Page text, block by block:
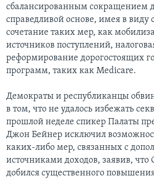
сбалансированным сокращением
справедливой основе, имея в виду
сочетание таких мер, как
источников поступлений,
реформирование дорогостоящих
программ, таких как Medicare.
Демократы и республиканцы
в том, что не удалось избежать
прошлой неделе спикер Палаты
Джон Бейнер исключил
каких-либо мер, связанных с
источниками доходов, заявив, что
добился существенного